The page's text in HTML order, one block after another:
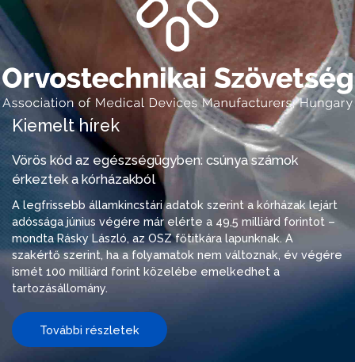
Kiemelt hírek
Vörös kód az egészségügyben: csúnya számok
érkeztek a kórházakból
A legfrissebb államkincstári adatok szerint a kórházak lejárt
adóssága június végére már elérte a 49,5 milliárd forintot –
mondta Rásky László, az OSZ főtitkára lapunknak. A
szakértő szerint, ha a folyamatok nem változnak, év végére
ismét 100 milliárd forint közelébe emelkedhet a
tartozásállomány.
További részletek